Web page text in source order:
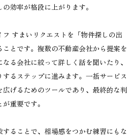
効率が格段に上がります。
フ すまいリクエストを「物件探しの出
とです。複数の不動産会社から提案を
る会社に絞って詳しく話を聞いたり、
るステップに進みます。一括サービス
広げるためのツールであり、最終的な判
重要です。
することで、相場感をつかむ練習にもな